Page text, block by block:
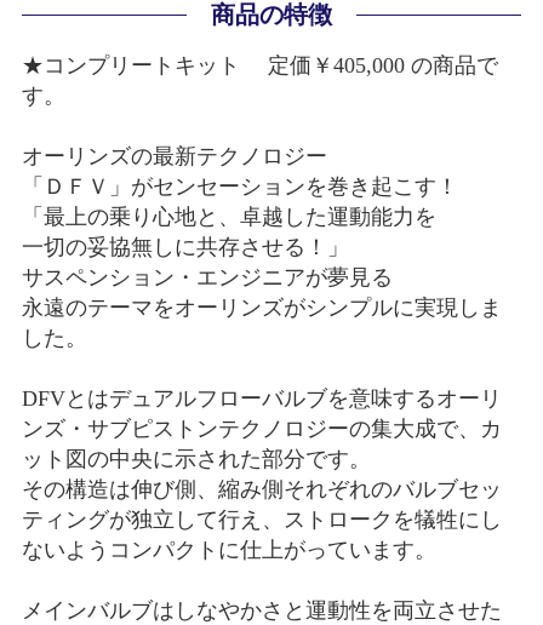
商品の特徴
★コンプリートキット 定価￥405,000 の商品で
す。
オーリンズの最新テクノロジー
「ＤＦＶ」がセンセーションを巻き起こす！
「最上の乗り心地と、卓越した運動能力を
一切の妥協無しに共存させる！」
サスペンション・エンジニアが夢見る
永遠のテーマをオーリンズがシンプルに実現しま
した。
DFVとはデュアルフローバルブを意味するオーリ
ンズ・サブピストンテクノロジーの集大成で、カ
ット図の中央に示された部分です。
その構造は伸び側、縮み側それぞれのバルブセッ
ティングが独立して行え、ストロークを犠牲にし
ないようコンパクトに仕上がっています。
メインバルブはしなやかさと運動性を両立させた